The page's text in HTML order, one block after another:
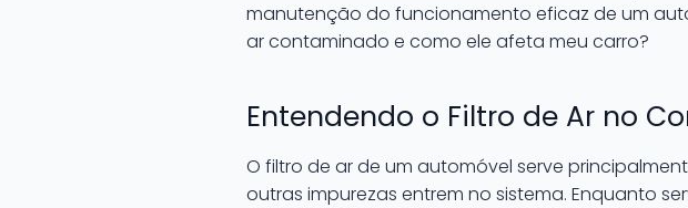
manutenção do funcionamento eficaz de um
ar contaminado e como ele afeta meu carro?
Entendendo o Filtro de Ar no
O filtro de ar de um automóvel serve
outras impurezas entrem no sistema. Enquanto